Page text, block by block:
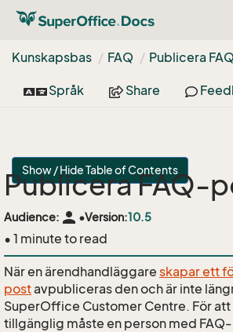
Kunskapsbas
FAQ Publicera
Språk Share
Show / Hide Table of Contents
Publicera FAQ-
Audience: person •Version:10.5
• 1 minute to read
När en ärendhandläggare skapar ett
postavpubliceras den och är inte
SuperOffice Customer Centre. För
tillgänglig måste en person med FAQ-